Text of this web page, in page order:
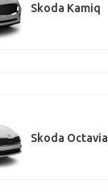
Skoda Kamiq
Skoda Octavia